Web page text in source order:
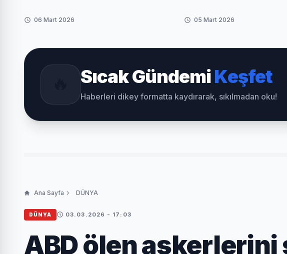
06 Mart 2026 05 Mart 2026
Sıcak GündemiKeşfet
Haberleri dikey formatta kaydırarak, sıkılmadan oku!
Ana Sayfa DÜNYA
DÜNYA 03.03.2026 - 17:03
ABD ölen askerlerini